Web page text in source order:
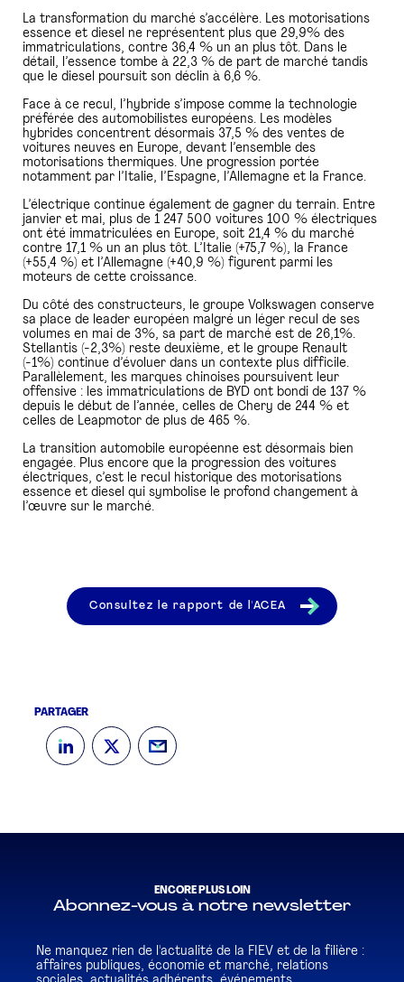
La transformation du marché s’accélère. Les motorisations
essence et diesel ne représentent plus que 29,9% des
immatriculations, contre 36,4 % un an plus tôt. Dans le
détail, l’essence tombe à 22,3 % de part de marché tandis
que le diesel poursuit son déclin à 6,6 %.
Face à ce recul, l’hybride s’impose comme la technologie
préférée des automobilistes européens. Les modèles
hybrides concentrent désormais 37,5 % des ventes de
voitures neuves en Europe, devant l’ensemble des
motorisations thermiques. Une progression portée
notamment par l’Italie, l’Espagne, l’Allemagne et la France.
L’électrique continue également de gagner du terrain. Entre
janvier et mai, plus de 1 247 500 voitures 100 % électriques
ont été immatriculées en Europe, soit 21,4 % du marché
contre 17,1 % un an plus tôt. L’Italie (+75,7 %), la France
(+55,4 %) et l’Allemagne (+40,9 %) figurent parmi les
moteurs de cette croissance.
Du côté des constructeurs, le groupe Volkswagen conserve
sa place de leader européen malgré un léger recul de ses
volumes en mai de 3%, sa part de marché est de 26,1%.
Stellantis (-2,3%) reste deuxième, et le groupe Renault
(-1%) continue d’évoluer dans un contexte plus difficile.
Parallèlement, les marques chinoises poursuivent leur
offensive : les immatriculations de BYD ont bondi de 137 %
depuis le début de l’année, celles de Chery de 244 % et
celles de Leapmotor de plus de 465 %.
La transition automobile européenne est désormais bien
engagée. Plus encore que la progression des voitures
électriques, c’est le recul historique des motorisations
essence et diesel qui symbolise le profond changement à
l’œuvre sur le marché.
Consultez le rapport de l'ACEA
PARTAGER
ENCORE PLUS LOIN
Abonnez-vous à notre newsletter
Ne manquez rien de l'actualité de la FIEV et de la filière :
affaires publiques, économie et marché, relations